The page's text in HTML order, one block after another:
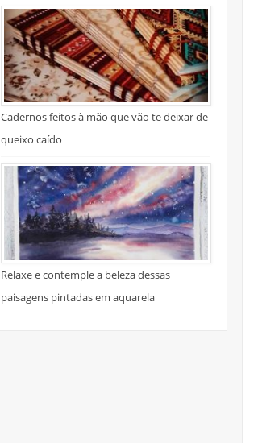
Cadernos feitos à mão que vão te deixar de
queixo caído
Relaxe e contemple a beleza dessas
paisagens pintadas em aquarela